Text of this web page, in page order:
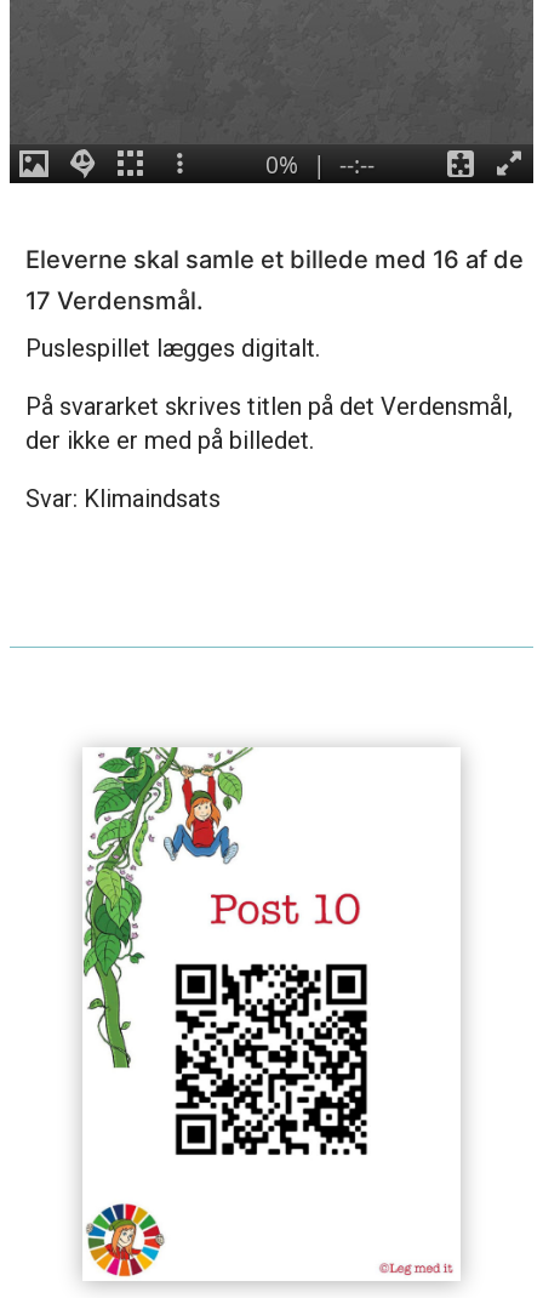
Eleverne skal samle et billede med 16 af de
17 Verdensmål.
Puslespillet lægges digitalt.
På svararket skrives titlen på det Verdensmål,
der ikke er med på billedet.
Svar: Klimaindsats